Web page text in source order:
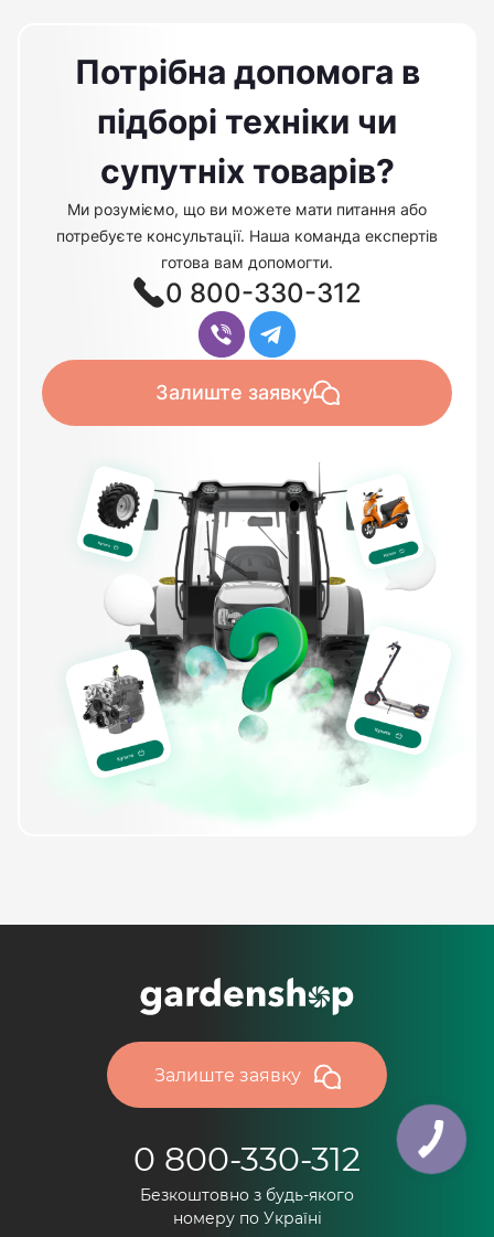
Потрібна допомога в
підборі техніки чи
супутніх товарів?
Ми розуміємо, що ви можете мати питання або
потребуєте консультації. Наша команда експертів
готова вам допомогти.
0 800-330-312
Залиште заявку
Залиште заявку
0 800-330-312
Безкоштовно з будь-якого
номеру по Україні